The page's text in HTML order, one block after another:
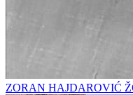
ZORAN HAJDAROVIĆ